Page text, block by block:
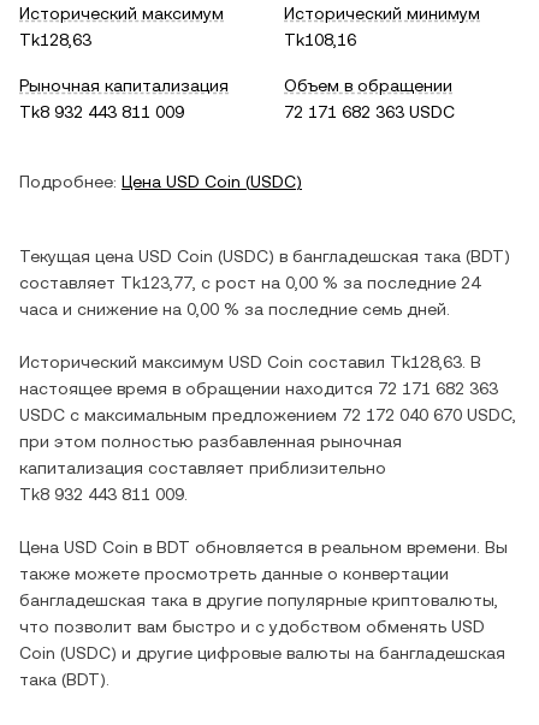
Исторический максимум
Tk128,63
Исторический минимум
Tk108,16
Рыночная капитализация
Tk8 932 443 811 009
Объем в обращении
72 171 682 363 USDC
Подробнее: Цена USD Coin (USDC)
Текущая цена USD Coin (USDC) в бангладешская така (BDT)
составляет Tk123,77 , c рост на 0,00 % за последние 24
часа и снижение на 0,00 % за последние семь дней.
Исторический максимум USD Coin составил Tk128,63 . В
настоящее время в обращении находится 72 171 682 363
USDC с максимальным предложением 72 172 040 670 USDC
при этом полностью разбавленная рыночная
капитализация составляет приблизительно
Tk8 932 443 811 009
Цена USD Coin в BDT обновляется в реальном времени. Вы
также можете просмотреть данные о конвертации
бангладешская така в другие популярные криптовалюты,
что позволит вам быстро и с удобством обменять USD
Coin (USDC) и другие цифровые валюты на бангладешская
така (BDT).